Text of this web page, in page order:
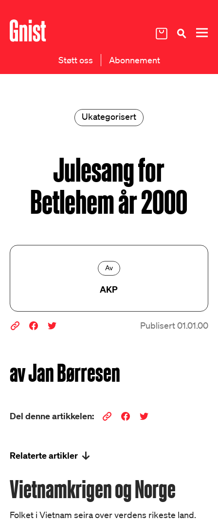
Støtt oss Abonnement
Ukategorisert
Julesang for
Betlehem år 2000
Av
AKP
Publisert 01.01.00
av Jan Børresen
Del denne artikkelen:
Relaterte artikler
Vietnamkrigen og Norge
Folket i Vietnam seira over verdens rikeste land.